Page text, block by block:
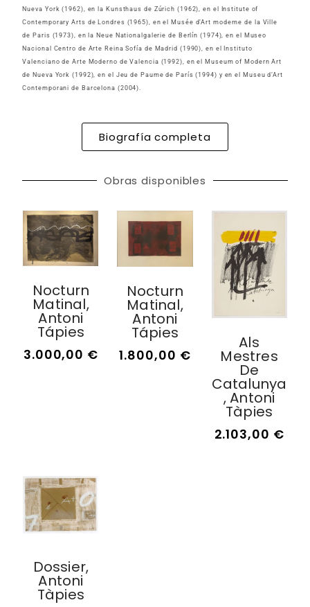
Nueva York (1962), en la Kunsthaus de Zúrich (1962), en el Institute of
Contemporary Arts de Londres (1965), en el Musée d’Art moderne de la Ville
de Paris (1973), en la Neue Nationalgalerie de Berlín (1974), en el Museo
Nacional Centro de Arte Reina Sofía de Madrid (1990), en el Instituto
Valenciano de Arte Moderno de Valencia (1992), en el Museum of Modern Art
de Nueva York (1992), en el Jeu de Paume de París (1994) y en el Museu d’Art
Contemporani de Barcelona (2004).
Biografía completa
Obras disponibles
Nocturn
Matinal,
Antoni
Tápies
3.000,00 €
Nocturn
Matinal,
Antoni
Tápies
1.800,00 €
Als
Mestres
De
Catalunya
, Antoni
Tàpies
2.103,00 €
Dossier,
Antoni
Tàpies